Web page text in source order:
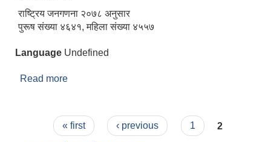
राष्ट्रिय जनगणना २०७८ अनुसार
पुरूष संख्या ४६४१, महिला संख्या ४५५७
Language Undefined
Read more
Pages« first ‹ previous 1 2